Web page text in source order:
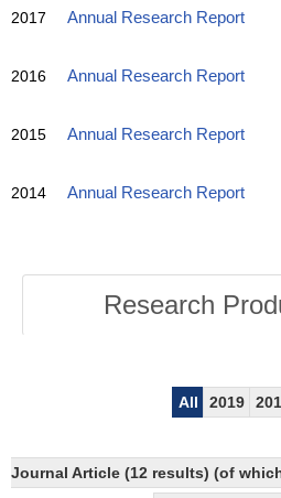
2017 Annual Research Report
2016 Annual Research Report
2015 Annual Research Report
2014 Annual Research Report
Research
All 2019
Journal Article (12 results) (of